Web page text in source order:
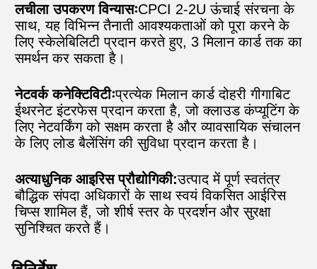
लचीला उपकरण विन्यासःCPCI 2-2U ऊंचाई संरचना के
साथ, यह विभिन्न तैनाती आवश्यकताओं को पूरा करने के
लिए स्केलेबिलिटी प्रदान करते हुए, 3 मिलान कार्ड तक का
समर्थन कर सकता है।
नेटवर्क कनेक्टिविटीःप्रत्येक मिलान कार्ड दोहरी गीगाबिट
ईथरनेट इंटरफेस प्रदान करता है, जो क्लाउड कंप्यूटिंग के
लिए नेटवर्किंग को सक्षम करता है और व्यावसायिक संचालन
के लिए लोड बैलेंसिंग की सुविधा प्रदान करता है।
अत्याधुनिक आइरिस प्रौद्योगिकी:उत्पाद में पूर्ण स्वतंत्र
बौद्धिक संपदा अधिकारों के साथ स्वयं विकसित आईरिस
चिप्स शामिल हैं, जो शीर्ष स्तर के प्रदर्शन और सुरक्षा
सुनिश्चित करते हैं।